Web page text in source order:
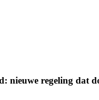
nieuwe regeling dat